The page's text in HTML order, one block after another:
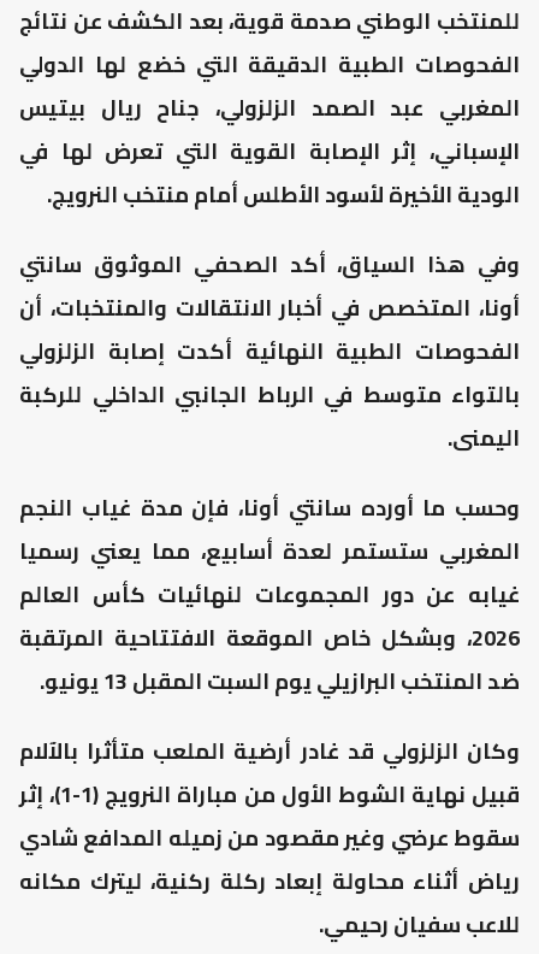
للمنتخب الوطني صدمة قوية، بعد الكشف عن نتائج
الفحوصات الطبية الدقيقة التي خضع لها الدولي
المغربي عبد الصمد الزلزولي، جناح ريال بيتيس
الإسباني، إثر الإصابة القوية التي تعرض لها في
الودية الأخيرة لأسود الأطلس أمام منتخب النرويج.
وفي هذا السياق، أكد الصحفي الموثوق سانتي
أونا، المتخصص في أخبار الانتقالات والمنتخبات، أن
الفحوصات الطبية النهائية أكدت إصابة الزلزولي
بالتواء متوسط في الرباط الجانبي الداخلي للركبة
اليمنى.
وحسب ما أورده سانتي أونا، فإن مدة غياب النجم
المغربي ستستمر لعدة أسابيع، مما يعني رسميا
غيابه عن دور المجموعات لنهائيات كأس العالم
2026، وبشكل خاص الموقعة الافتتاحية المرتقبة
ضد المنتخب البرازيلي يوم السبت المقبل 13 يونيو.
وكان الزلزولي قد غادر أرضية الملعب متأثرا بالآلام
قبيل نهاية الشوط الأول من مباراة النرويج (1-1)، إثر
سقوط عرضي وغير مقصود من زميله المدافع شادي
رياض أثناء محاولة إبعاد ركلة ركنية، ليترك مكانه
للاعب سفيان رحيمي.